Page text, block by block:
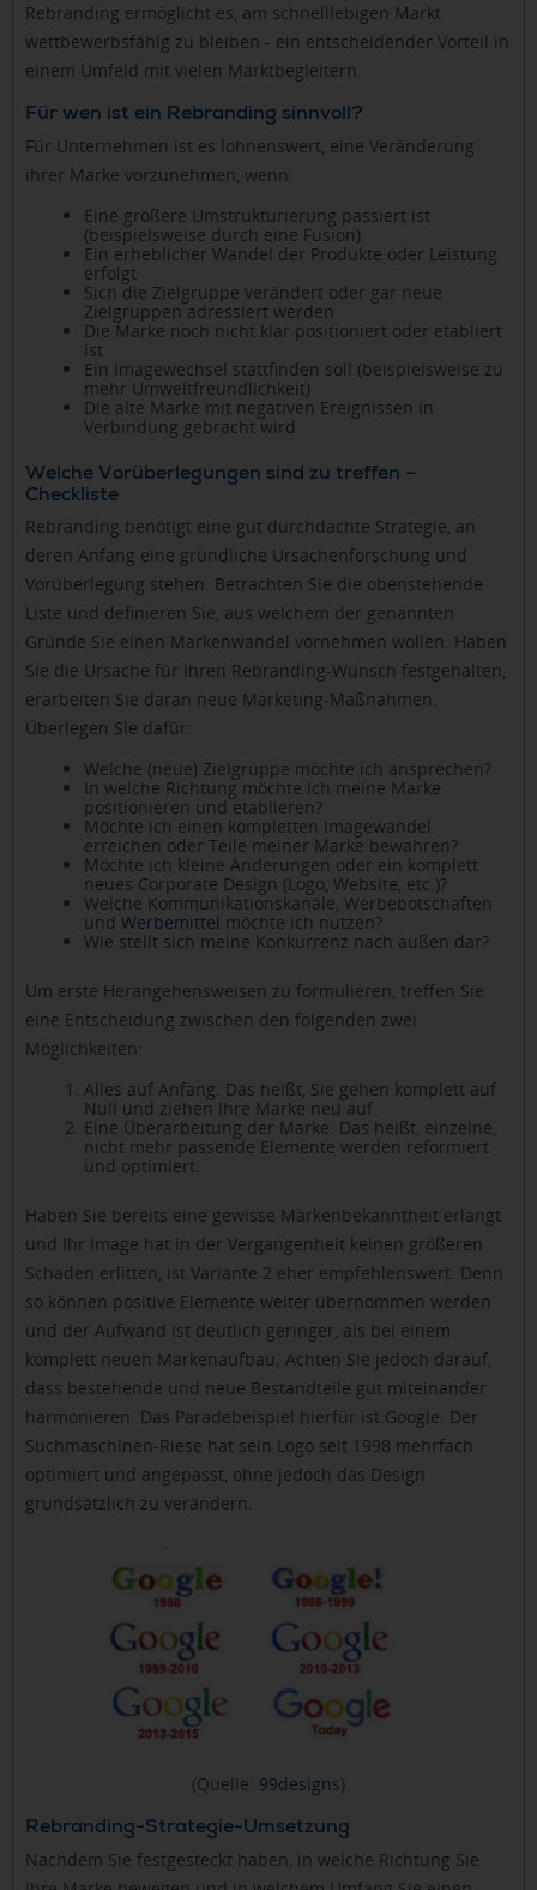
Rebranding ermöglicht es, am schnelllebigen Markt
wettbewerbsfähig zu bleiben - ein entscheidender Vorteil in
einem Umfeld mit vielen Marktbegleitern.
Für wen ist ein Rebranding sinnvoll?
Für Unternehmen ist es lohnenswert, eine Veränderung
ihrer Marke vorzunehmen, wenn:
Eine größere Umstrukturierung passiert ist
(beispielsweise durch eine Fusion)
Ein erheblicher Wandel der Produkte oder Leistung
erfolgt
Sich die Zielgruppe verändert oder gar neue
Zielgruppen adressiert werden
Die Marke noch nicht klar positioniert oder etabliert
ist
Ein Imagewechsel stattfinden soll (beispielsweise zu
mehr Umweltfreundlichkeit)
Die alte Marke mit negativen Ereignissen in
Verbindung gebracht wird
Welche Vorüberlegungen sind zu treffen –
Checkliste
Rebranding benötigt eine gut durchdachte Strategie, an
deren Anfang eine gründliche Ursachenforschung und
Vorüberlegung stehen. Betrachten Sie die obenstehende
Liste und definieren Sie, aus welchem der genannten
Gründe Sie einen Markenwandel vornehmen wollen. Haben
Sie die Ursache für Ihren Rebranding-Wunsch festgehalten,
erarbeiten Sie daran neue Marketing-Maßnahmen.
Überlegen Sie dafür:
Welche (neue) Zielgruppe möchte ich ansprechen?
In welche Richtung möchte ich meine Marke
positionieren und etablieren?
Möchte ich einen kompletten Imagewandel
erreichen oder Teile meiner Marke bewahren?
Möchte ich kleine Änderungen oder ein komplett
neues Corporate Design (Logo, Website, etc.)?
Welche Kommunikationskanäle, Werbebotschaften
und Werbemittel möchte ich nutzen?
Wie stellt sich meine Konkurrenz nach außen dar?
Um erste Herangehensweisen zu formulieren, treffen Sie
eine Entscheidung zwischen den folgenden zwei
Möglichkeiten:
Alles auf Anfang: Das heißt, Sie gehen komplett auf
Null und ziehen Ihre Marke neu auf.
Eine Überarbeitung der Marke: Das heißt, einzelne,
nicht mehr passende Elemente werden reformiert
und optimiert.
Haben Sie bereits eine gewisse Markenbekanntheit erlangt
und Ihr Image hat in der Vergangenheit keinen größeren
Schaden erlitten, ist Variante 2 eher empfehlenswert. Denn
so können positive Elemente weiter übernommen werden
und der Aufwand ist deutlich geringer, als bei einem
komplett neuen Markenaufbau. Achten Sie jedoch darauf,
dass bestehende und neue Bestandteile gut miteinander
harmonieren. Das Paradebeispiel hierfür ist Google. Der
Suchmaschinen-Riese hat sein Logo seit 1998 mehrfach
optimiert und angepasst, ohne jedoch das Design
grundsätzlich zu verändern.
(Quelle: 99designs)
Rebranding-Strategie-Umsetzung
Nachdem Sie festgesteckt haben, in welche Richtung Sie